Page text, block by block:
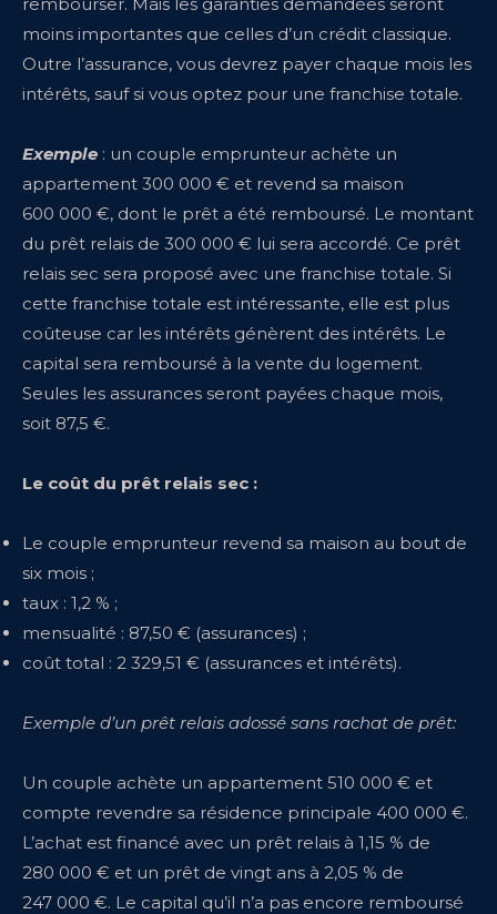
moins importantes que celles d’un crédit classique.
Outre l’assurance, vous devrez payer chaque mois les
intérêts, sauf si vous optez pour une franchise totale.
Exemple : un couple emprunteur achète un
appartement 300 000 € et revend sa maison
600 000 €, dont le prêt a été remboursé. Le montant
du prêt relais de 300 000 € lui sera accordé. Ce prêt
relais sec sera proposé avec une franchise totale. Si
cette franchise totale est intéressante, elle est plus
coûteuse car les intérêts génèrent des intérêts. Le
capital sera remboursé à la vente du logement.
Seules les assurances seront payées chaque mois,
soit 87,5 €.
Le coût du prêt relais sec :
Le couple emprunteur revend sa maison au bout de
six mois ;
taux : 1,2 % ;
mensualité : 87,50 € (assurances) ;
coût total : 2 329,51 € (assurances et intérêts).
Exemple d’un prêt relais adossé sans rachat de prêt:
Un couple achète un appartement 510 000 € et
compte revendre sa résidence principale 400 000 €.
L’achat est financé avec un prêt relais à 1,15 % de
280 000 € et un prêt de vingt ans à 2,05 % de
247 000 €. Le capital qu’il n’a pas encore remboursé